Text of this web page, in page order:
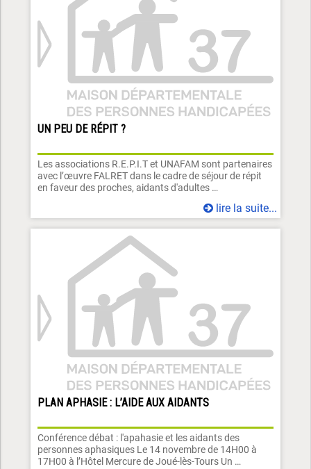
UN PEU DE RÉPIT ?
Les associations R.E.P.I.T et UNAFAM sont partenaires
avec l’œuvre FALRET dans le cadre de séjour de répit
en faveur des proches, aidants d'adultes …
lire la suite...
PLAN APHASIE : L’AIDE AUX AIDANTS
Conférence débat : l'apahasie et les aidants des
personnes aphasiques Le 14 novembre de 14H00 à
17H00 à l’Hôtel Mercure de Joué-lès-Tours Un …